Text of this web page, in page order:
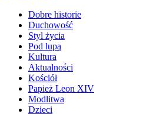
Dobre historie
Duchowość
Styl życia
Pod lupą
Kultura
Aktualności
Kościół
Papież Leon XIV
Modlitwa
Dzieci